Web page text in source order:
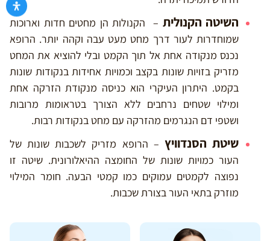
השיטה הקנולית – הקנולות הן מחטים חדות וארוכות
שמוחדרות לעור דרך מחט מעט עבה וקהה יותר. הרופא
נכנס מנקודה אחת אל תוך הקמט ובלי להוציא את המחט
מזריק בזויות שונות בקצב וכמויות אחידות בנקודות שונות
בקמט. היתרון העיקרי הוא כניסה מנקודת הזרקה אחת
ומילוי שטחים נרחבים ללא הצורך בטראומות מרובות
ושטפי דם הנגרמים מהזרקה עם מחט בנקודות רבות.
שיטת הסנדוויץ – הרופא מזריק לשכבות שונות של
העור כמויות שונות של החומצה ההיאלורונית. שיטה זו
נפוצה לקמטים עמוקים כמו קמטי הבעה. חומר המילוי
מוזרק בתאי העור בצורת שכבות.